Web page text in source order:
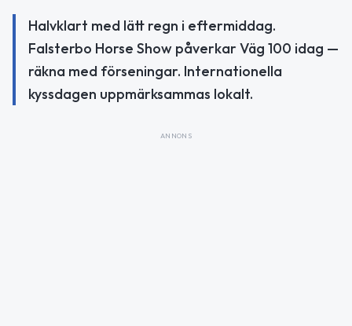
Halvklart med lätt regn i eftermiddag.
Falsterbo Horse Show påverkar Väg 100 idag —
räkna med förseningar. Internationella
kyssdagen uppmärksammas lokalt.
ANNONS